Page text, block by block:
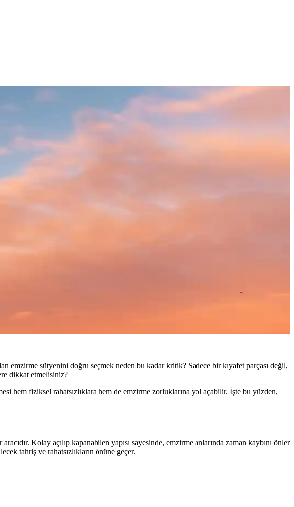
emzirme sütyenini doğru seçmek neden bu kadar kritik? Sadece bir kıyafet parçası değil,
dikkat etmelisiniz?
hem fiziksel rahatsızlıklara hem de emzirme zorluklarına yol açabilir. İşte bu yüzden,
Kolay açılıp kapanabilen yapısı sayesinde, emzirme anlarında zaman kaybını önler
tahriş ve rahatsızlıkların önüne geçer.